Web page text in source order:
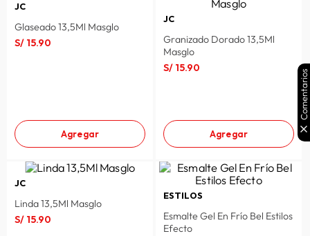
JC
Glaseado 13,5Ml Masglo
S/ 15.90
Agregar
JC
Granizado Dorado 13,5Ml
Masglo
S/ 15.90
Agregar
JC
Linda 13,5Ml Masglo
S/ 15.90
ESTILOS
Esmalte Gel En Frío Bel Estilos
Efecto
Comentarios